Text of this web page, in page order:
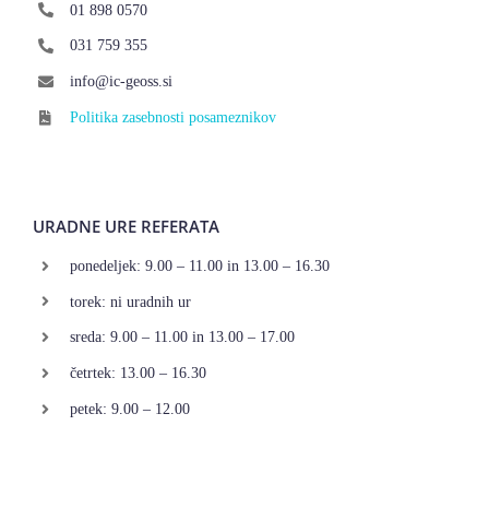
01 898 0570
031 759 355
info@ic-geoss.si
Politika zasebnosti posameznikov
URADNE URE REFERATA
ponedeljek: 9.00 – 11.00 in 13.00 – 16.30
torek: ni uradnih ur
sreda: 9.00 – 11.00 in 13.00 – 17.00
četrtek: 13.00 – 16.30
petek: 9.00 – 12.00